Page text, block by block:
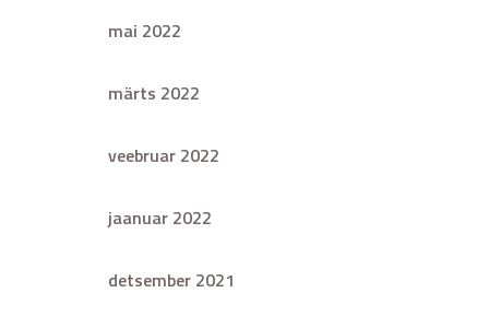
mai 2022
märts 2022
veebruar 2022
jaanuar 2022
detsember 2021